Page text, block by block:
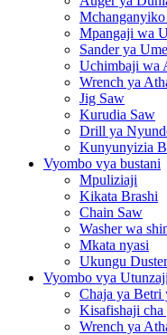
Mpangaji wa
Sander ya
Uchimbaji wa
Wrench ya
Jig Saw
Kurudia Saw
Drill ya
Kunyunyizia
Vyombo vya bustani
Mpuliziaji
Kikata Brashi
Chain Saw
Washer wa
Mkata nyasi
Ukungu Duster
Vyombo vya
Chaja ya Betri
Kisafishaji cha
Wrench ya